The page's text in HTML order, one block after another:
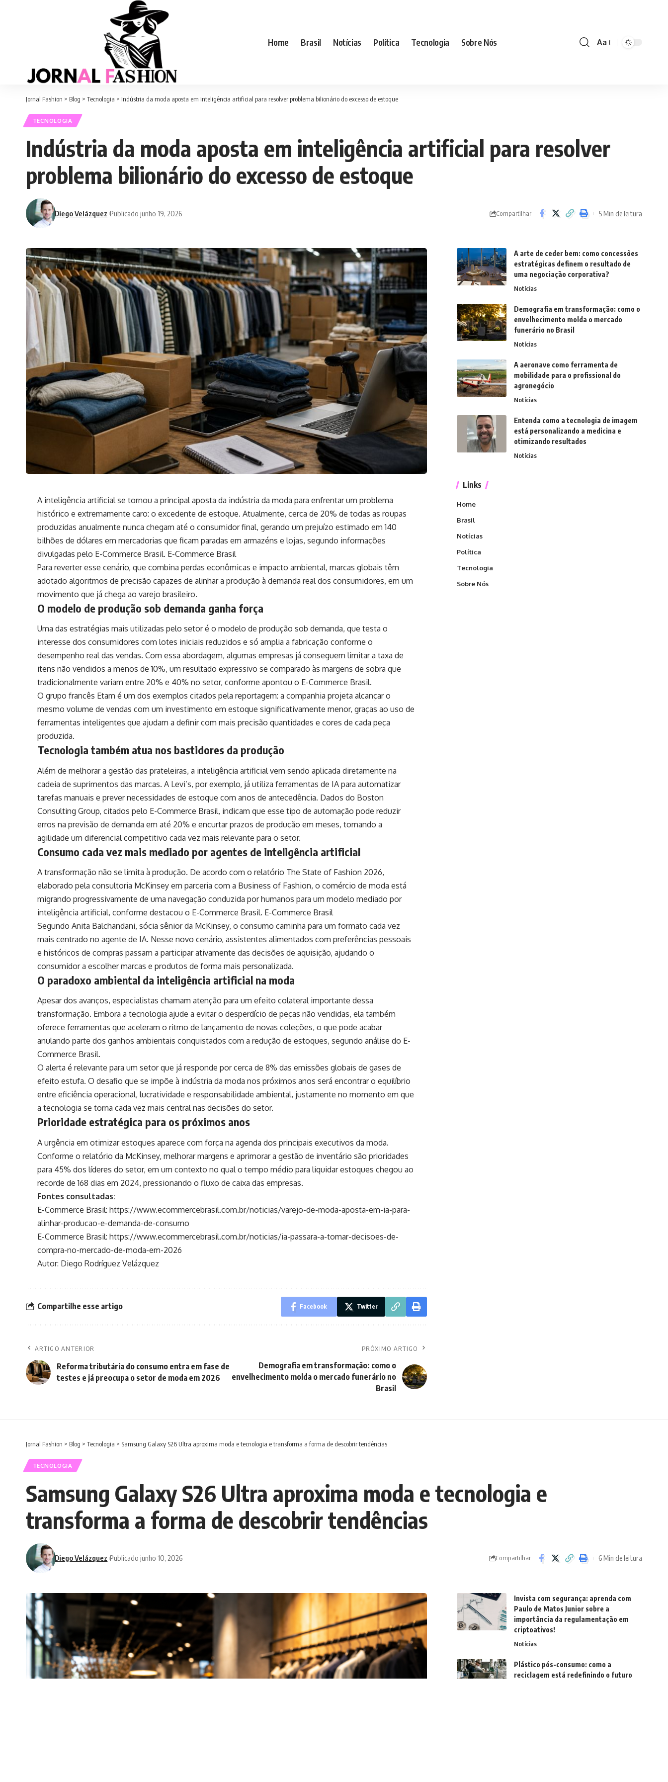
Home Brasil Notícias Política Tecnologia Sobre Nós Aa
Jornal Fashion > Blog > Tecnologia > Indústria da moda aposta em inteligência artificial para resolver problema bilionário do excesso de estoque
TECNOLOGIA
Indústria da moda aposta em inteligência artificial para resolver
problema bilionário do excesso de estoque
Diego Velázquez Publicado junho 19, 2026 Compartilhar 5 Min de leitura
A inteligência artificial se tornou a principal aposta da indústria da moda para enfrentar um problema
histórico e extremamente caro: o excedente de estoque. Atualmente, cerca de 20% de todas as roupas
produzidas anualmente nunca chegam até o consumidor final, gerando um prejuízo estimado em 140
bilhões de dólares em mercadorias que ficam paradas em armazéns e lojas, segundo informações
divulgadas pelo E-Commerce Brasil. E-Commerce Brasil
Para reverter esse cenário, que combina perdas econômicas e impacto ambiental, marcas globais têm
adotado algoritmos de precisão capazes de alinhar a produção à demanda real dos consumidores, em um
movimento que já chega ao varejo brasileiro.
O modelo de produção sob demanda ganha força
Uma das estratégias mais utilizadas pelo setor é o modelo de produção sob demanda, que testa o
interesse dos consumidores com lotes iniciais reduzidos e só amplia a fabricação conforme o
desempenho real das vendas. Com essa abordagem, algumas empresas já conseguem limitar a taxa de
itens não vendidos a menos de 10%, um resultado expressivo se comparado às margens de sobra que
tradicionalmente variam entre 20% e 40% no setor, conforme apontou o E-Commerce Brasil.
O grupo francês Etam é um dos exemplos citados pela reportagem: a companhia projeta alcançar o
mesmo volume de vendas com um investimento em estoque significativamente menor, graças ao uso de
ferramentas inteligentes que ajudam a definir com mais precisão quantidades e cores de cada peça
produzida.
Tecnologia também atua nos bastidores da produção
Além de melhorar a gestão das prateleiras, a inteligência artificial vem sendo aplicada diretamente na
cadeia de suprimentos das marcas. A Levi’s, por exemplo, já utiliza ferramentas de IA para automatizar
tarefas manuais e prever necessidades de estoque com anos de antecedência. Dados do Boston
Consulting Group, citados pelo E-Commerce Brasil, indicam que esse tipo de automação pode reduzir
erros na previsão de demanda em até 20% e encurtar prazos de produção em meses, tornando a
agilidade um diferencial competitivo cada vez mais relevante para o setor.
Consumo cada vez mais mediado por agentes de inteligência artificial
A transformação não se limita à produção. De acordo com o relatório The State of Fashion 2026,
elaborado pela consultoria McKinsey em parceria com a Business of Fashion, o comércio de moda está
migrando progressivamente de uma navegação conduzida por humanos para um modelo mediado por
inteligência artificial, conforme destacou o E-Commerce Brasil. E-Commerce Brasil
Segundo Anita Balchandani, sócia sênior da McKinsey, o consumo caminha para um formato cada vez
mais centrado no agente de IA. Nesse novo cenário, assistentes alimentados com preferências pessoais
e históricos de compras passam a participar ativamente das decisões de aquisição, ajudando o
consumidor a escolher marcas e produtos de forma mais personalizada.
O paradoxo ambiental da inteligência artificial na moda
Apesar dos avanços, especialistas chamam atenção para um efeito colateral importante dessa
transformação. Embora a tecnologia ajude a evitar o desperdício de peças não vendidas, ela também
oferece ferramentas que aceleram o ritmo de lançamento de novas coleções, o que pode acabar
anulando parte dos ganhos ambientais conquistados com a redução de estoques, segundo análise do E-
Commerce Brasil.
O alerta é relevante para um setor que já responde por cerca de 8% das emissões globais de gases de
efeito estufa. O desafio que se impõe à indústria da moda nos próximos anos será encontrar o equilíbrio
entre eficiência operacional, lucratividade e responsabilidade ambiental, justamente no momento em que
a tecnologia se torna cada vez mais central nas decisões do setor.
Prioridade estratégica para os próximos anos
A urgência em otimizar estoques aparece com força na agenda dos principais executivos da moda.
Conforme o relatório da McKinsey, melhorar margens e aprimorar a gestão de inventário são prioridades
para 45% dos líderes do setor, em um contexto no qual o tempo médio para liquidar estoques chegou ao
recorde de 168 dias em 2024, pressionando o fluxo de caixa das empresas.
Fontes consultadas:
E-Commerce Brasil:https://www.ecommercebrasil.com.br/noticias/varejo-de-moda-aposta-em-ia-para-
alinhar-producao-e-demanda-de-consumo
E-Commerce Brasil:https://www.ecommercebrasil.com.br/noticias/ia-passara-a-tomar-decisoes-de-
compra-no-mercado-de-moda-em-2026
Autor: Diego Rodríguez Velázquez
Compartilhe esse artigo Facebook Twitter
ARTIGO ANTERIOR
Reforma tributária do consumo entra em fase de
testes e já preocupa o setor de moda em 2026
PRÓXIMO ARTIGO
Demografia em transformação: como o
envelhecimento molda o mercado funerário no
Brasil
A arte de ceder bem: como concessões
estratégicas definem o resultado de
uma negociação corporativa?
Notícias
Demografia em transformação: como o
envelhecimento molda o mercado
funerário no Brasil
Notícias
A aeronave como ferramenta de
mobilidade para o profissional do
agronegócio
Notícias
Entenda como a tecnologia de imagem
está personalizando a medicina e
otimizando resultados
Notícias
Links
Home
Brasil
Notícias
Política
Tecnologia
Sobre Nós
Jornal Fashion > Blog > Tecnologia > Samsung Galaxy S26 Ultra aproxima moda e tecnologia e transforma a forma de descobrir tendências
TECNOLOGIA
Samsung Galaxy S26 Ultra aproxima moda e tecnologia e
transforma a forma de descobrir tendências
Diego Velázquez Publicado junho 10, 2026 Compartilhar 6 Min de leitura
Invista com segurança: aprenda com
Paulo de Matos Junior sobre a
importância da regulamentação em
criptoativos!
Notícias
Plástico pós-consumo: como a
reciclagem está redefinindo o futuro